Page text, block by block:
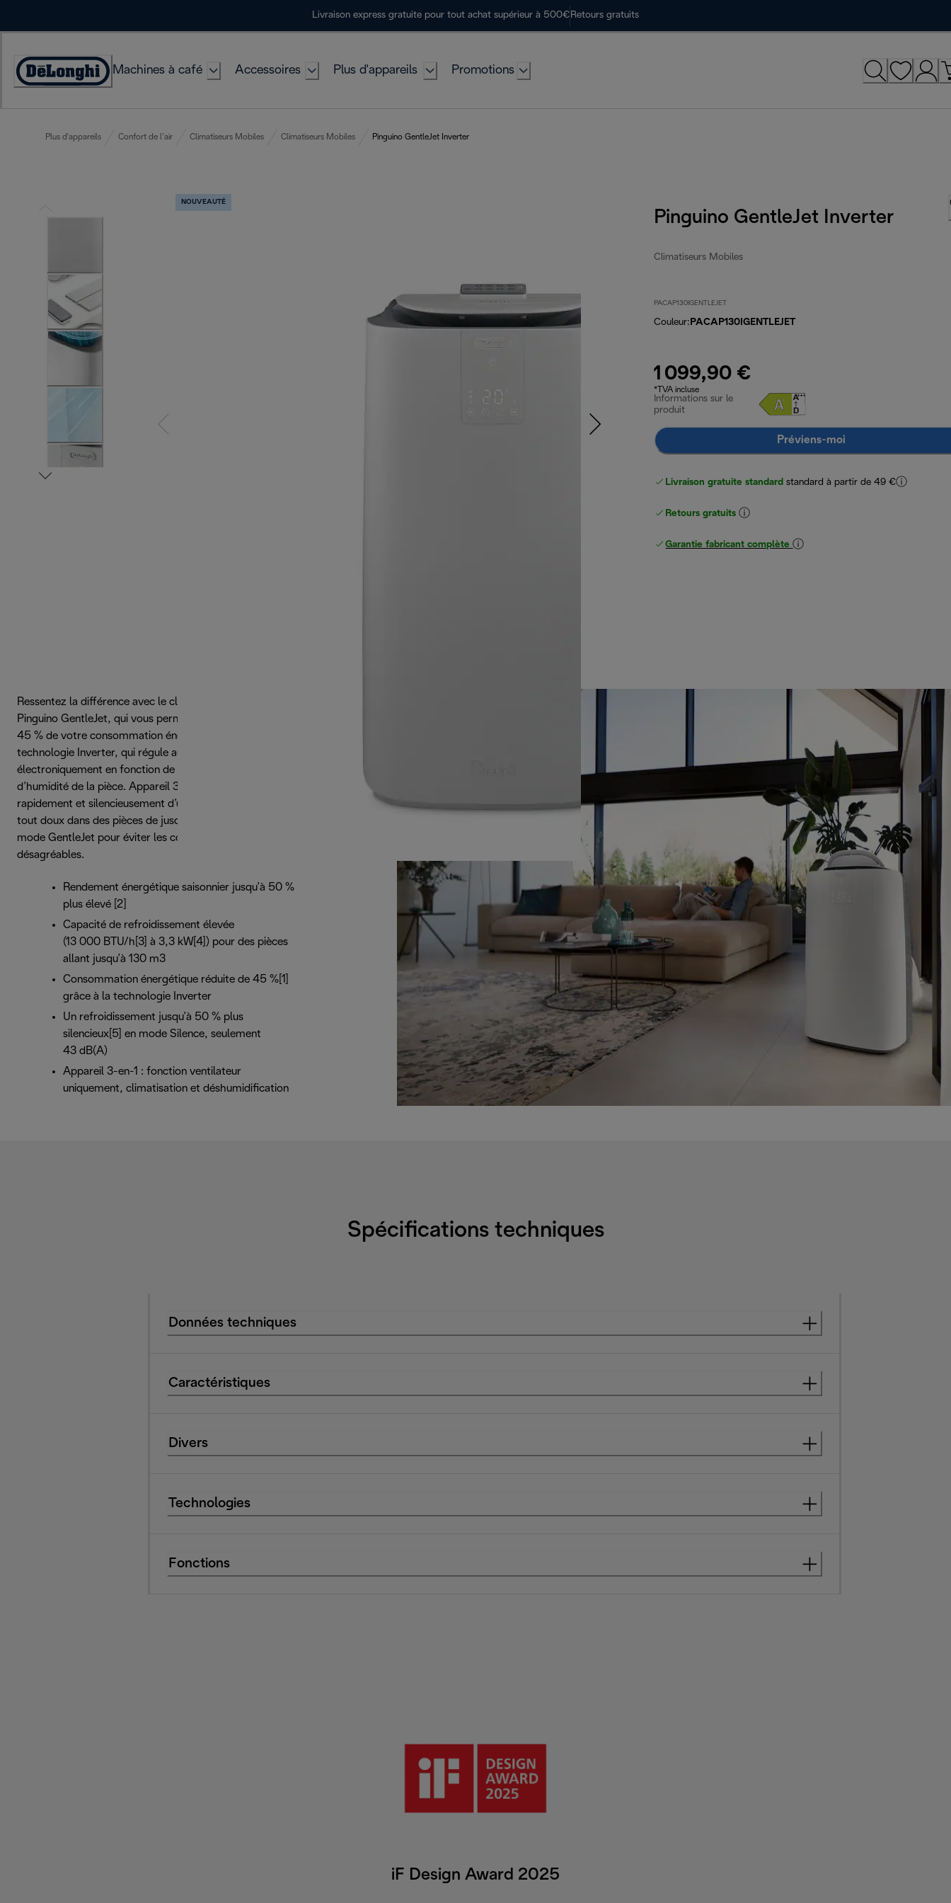
Livraison express gratuite pour tout achat supérieur à 500€ Retours gratuits
Déclaration
Machines à café Accessoires Plus d'appareils Promotions
Plus d'appareils Confort de l’air Climatiseurs Mobiles Climatiseurs Mobiles Pinguino GentleJet Inverter
NOUVEAUTÉ
Pinguino GentleJet Inverter
Climatiseurs Mobiles
PACAP130IGENTLEJET
Couleur: PACAP130IGENTLEJET
1 099,90 €
*TVA incluse
Informations sur le
produit
Préviens-moi
Livraison gratuite standard standard à partir de 49 €
Retours gratuits
Garantie fabricant complète
Ressentez la différence avec le climatiseur portable
Pinguino GentleJet, qui vous permet d’économiser jusqu’à
45 % de votre consommation énergétique [1] grâce à la
technologie Inverter, qui régule automatiquement et
électroniquement en fonction de la température et du taux
d’humidité de la pièce. Appareil 3-en-1 pour profiter
rapidement et silencieusement d’un flux d’air tout frais et
tout doux dans des pièces de jusqu’à 130 m3, avec le
mode GentleJet pour éviter les courants d’air
désagréables.
Rendement énergétique saisonnier jusqu’à 50 %
plus élevé [2]
Capacité de refroidissement élevée
(13 000 BTU/h[3] à 3,3 kW[4]) pour des pièces
allant jusqu’à 130 m3
Consommation énergétique réduite de 45 %[1]
grâce à la technologie Inverter
Un refroidissement jusqu’à 50 % plus
silencieux[5] en mode Silence, seulement
43 dB(A)
Appareil 3-en-1 : fonction ventilateur
uniquement, climatisation et déshumidification
Spécifications techniques
Données techniques
Caractéristiques
Divers
Technologies
Fonctions
iF Design Award 2025